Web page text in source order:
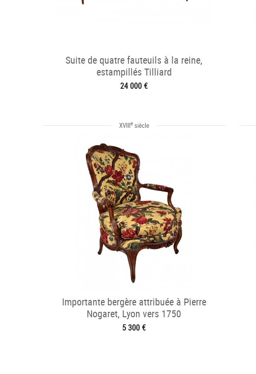
Suite de quatre fauteuils à la reine,
estampillés Tilliard
24 000 €
XVIIIesiècle
Importante bergère attribuée à Pierre
Nogaret, Lyon vers 1750
5 300 €